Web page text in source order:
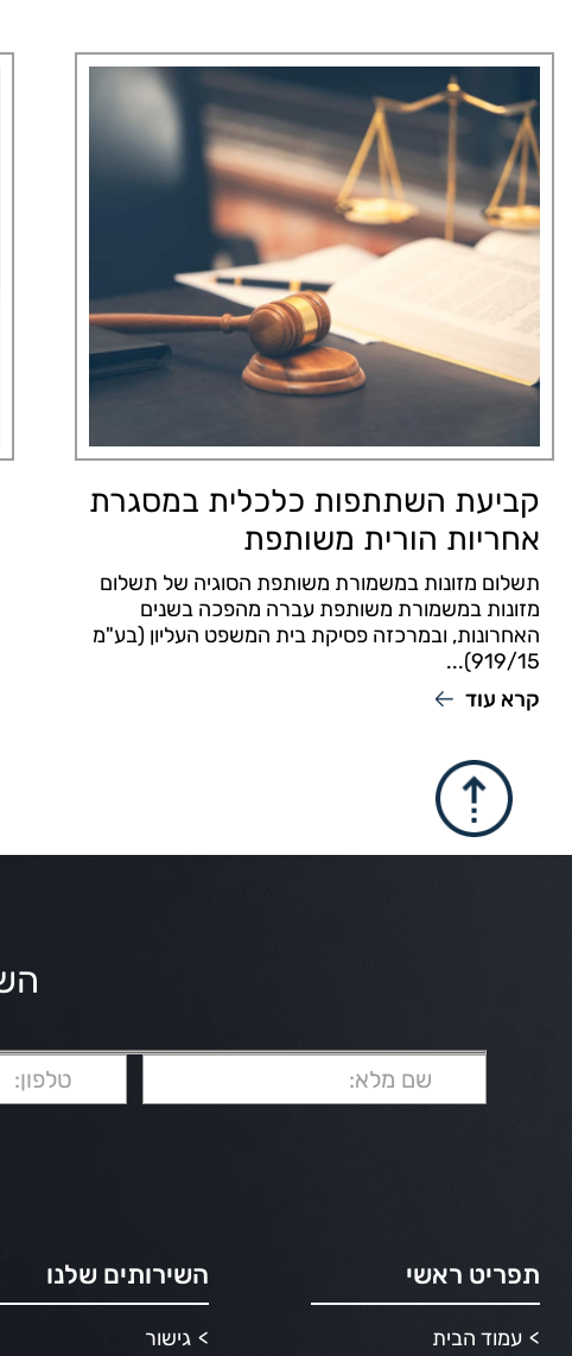
קביעת השתתפות כלכלית במסגרת
אחריות הורית משותפת
תשלום מזונות במשמורת משותפת הסוגיה של תשלום
מזונות במשמורת משותפת עברה מהפכה בשנים
האחרונות, ובמרכזה פסיקת בית המשפט העליון (בע"מ
919/15)...
קרא עוד
תפריט ראשי
עמוד הבית
השירותים שלנו
גישור